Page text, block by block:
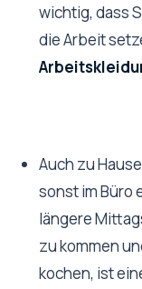
wichtig, dass
die Arbeit
Auch zu
sonst im Büro
längere
zu kommen
kochen, ist